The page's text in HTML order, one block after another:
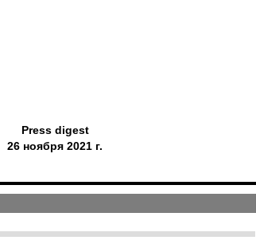
Press digest
26 ноября 2021 г.